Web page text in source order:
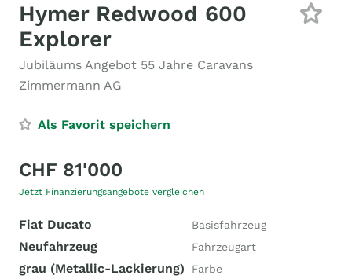
Hymer Redwood 600
Explorer
Jubiläums Angebot 55 Jahre Caravans
Zimmermann AG
Als Favorit speichern
CHF 81'000
Jetzt Finanzierungsangebote vergleichen
Fiat Ducato Basisfahrzeug
Neufahrzeug Fahrzeugart
grau (Metallic-Lackierung) Farbe